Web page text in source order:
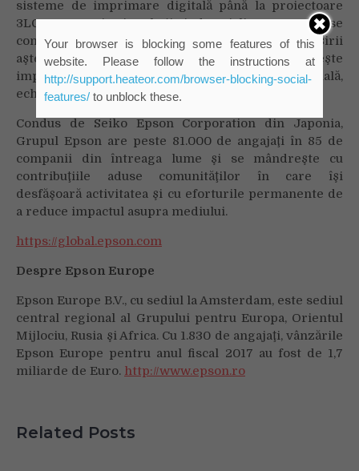
sisteme de imprimare digitală până la proiectoare
3LCD, ceasuri şi roboţi industriali, compania se
concentrează asupra stimulării inovaţiilor şi depăşirii
aşteptărilor clienţilor în ceea ce priveşte
imprimantele cu jet de cerneală, comunicarea vizuală,
echipamentele portabile şi robotica.
Condus de Seiko Epson Corporation din Japonia,
Grupul Epson are peste 81.000 de angajaţi în 85 de
companii din întreaga lume şi se mândreşte cu
contribuţiile aduse comunităţilor în care îşi
desfăşoară activitatea şi cu eforturile permanente de
a reduce impactul asupra mediului.
https://global.epson.com
Despre Epson Europe
Epson Europe B.V., cu sediul la Amsterdam, este sediul
central regional al Grupului pentru Europa, Orientul
Mijlociu, Rusia şi Africa. Cu 1.830 de angajaţi, vânzările
Epson Europe pentru anul fiscal 2017 au fost de 1,7
miliarde de Euro. http://www.epson.ro
Related Posts
Your browser is blocking some features of this
website. Please follow the instructions at
http://support.heateor.com/browser-blocking-social-
features/to unblock these.